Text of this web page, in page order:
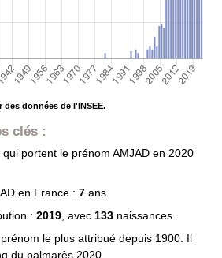
des données de l'INSEE.
clés :
portent le prénom AMJAD en 2020
en France : 7 ans.
: 2019, avec 133 naissances.
le plus attribué depuis 1900. Il
du palmarès 2020.